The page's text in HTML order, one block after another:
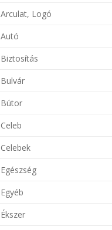
Arculat, Logó
Autó
Biztosítás
Bulvár
Bútor
Celeb
Celebek
Egészség
Egyéb
Ékszer